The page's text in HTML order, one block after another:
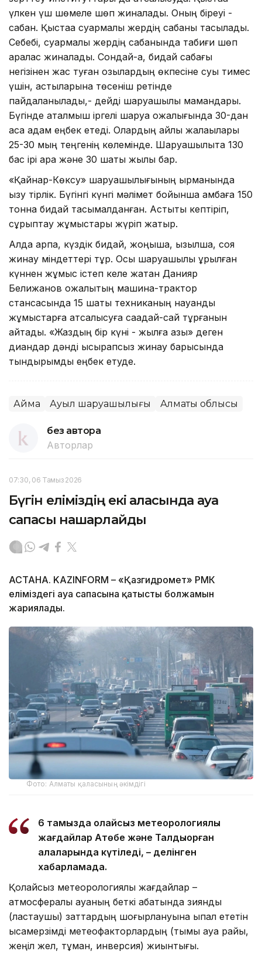
үлкен үш шөмеле шөп жиналады. Оның біреуі -
сабан. Қыстаққа суармалы жердің сабаны тасылады.
Себебі, суармалы жердің сабанында табиғи шөп
аралас жиналады. Сондай-ақ, бидай сабағы
негізінен жас туған қозылардың өкпесіне суық тимес
үшін, астыларына төсеніш ретінде
пайдаланылады,- дейді шаруашылық мамандары.
Бүгінде аталмыш іргелі шаруа қожалығында 30-дан
аса адам еңбек етеді. Олардың айлық жалақылары
25-30 мың теңгенің көлемінде. Шаруашылықта 130
бас ірі қара және 30 шақты жылқы бар.
«Қайнар-Көксу» шаруашылығының қырманында
қызу тірлік. Бүгінгі күнгі мәлімет бойынша қамбаға 150
тонна бидай тасымалданған. Астықты кептіріп,
сұрыптау жұмыстары жүріп жатыр.
Алда арпа, күздік бидай, жоңышқа, қызылша, соя
жинау міндеттері тұр. Осы шаруашылық құрылған
күннен жұмыс істеп келе жатқан Данияр
Белижанов қожалықтың машина-трактор
стансасында 15 шақты техниканың науқандық
жұмыстарға атсалысуға сақадай-сай тұрғанын
айтады. «Жаздың бір күні - жылға азық» деген
диқандар дәнді ысырапсыз жинау барысында
тындырымды еңбек етуде.
Аймақ Ауыл шаруашылығы Алматы облысы
без автора
Авторлар
07:30, 06 Тамыз 2026
Бүгін еліміздің екі қаласында ауа
сапасы нашарлайды
АСТАНА. KAZINFORM – «Қазгидромет» РМК
еліміздегі ауа сапасына қатысты болжамын
жариялады.
Фото: Алматы қаласының әкімдігі
6 тамызда қолайсыз метеорологиялық
жағдайлар Ақтөбе және Талдықорған
қалаларында күтіледі, – делінген
хабарламада.
Қолайсыз метеорологиялық жағдайлар –
атмосфералық ауаның беткі қабатында зиянды
(ластаушы) заттардың шоғырлануына ықпал ететін
қысқамерзімді метеофакторлардың (тымық ауа райы,
жеңіл жел, тұман, инверсия) жиынтығы.